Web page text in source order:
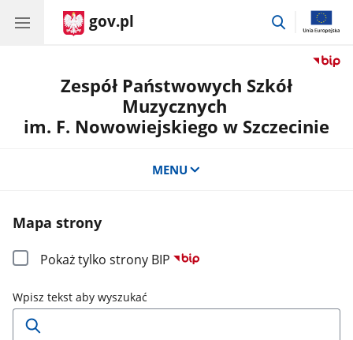
gov.pl
przejdź
Zespół Państwowych Szkół
Muzycznych
im. F. Nowowiejskiego w Szczecinie
MENU
Mapa strony
Pokaż tylko strony BIP
Wpisz tekst aby wyszukać